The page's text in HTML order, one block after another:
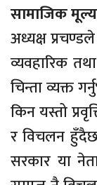
सामाजिक
अध्यक्ष
व्यवहारिक
चिन्ता व्यक्त
किन यस्तो
र विचलन
सरकार या